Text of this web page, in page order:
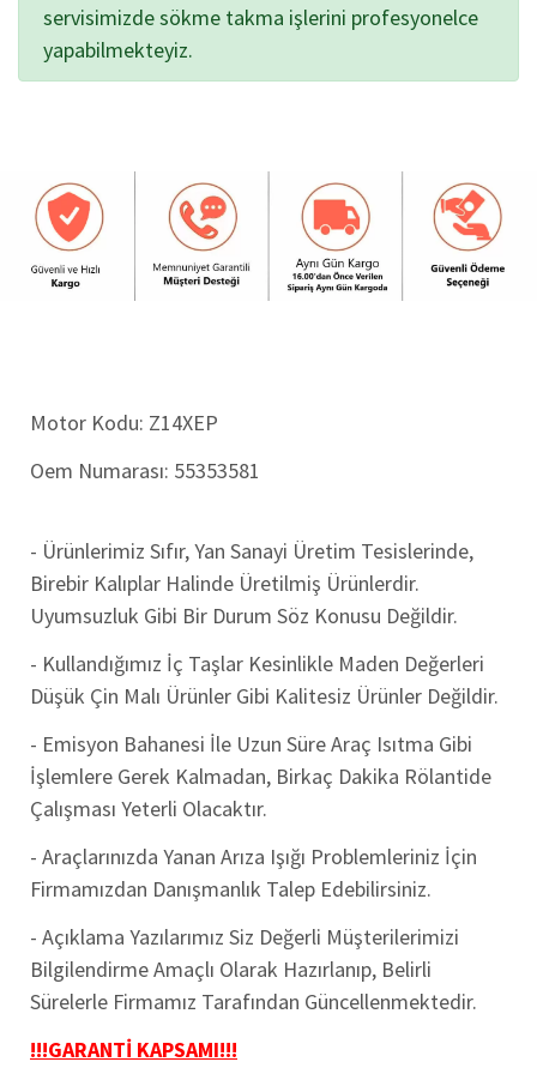
servisimizde sökme takma işlerini profesyonelce
yapabilmekteyiz.
Motor Kodu: Z14XEP
Oem Numarası: 55353581
- Ürünlerimiz Sıfır, Yan Sanayi Üretim Tesislerinde,
Birebir Kalıplar Halinde Üretilmiş Ürünlerdir.
Uyumsuzluk Gibi Bir Durum Söz Konusu Değildir.
- Kullandığımız İç Taşlar Kesinlikle Maden Değerleri
Düşük Çin Malı Ürünler Gibi Kalitesiz Ürünler Değildir.
- Emisyon Bahanesi İle Uzun Süre Araç Isıtma Gibi
İşlemlere Gerek Kalmadan, Birkaç Dakika Rölantide
Çalışması Yeterli Olacaktır.
- Araçlarınızda Yanan Arıza Işığı Problemleriniz İçin
Firmamızdan Danışmanlık Talep Edebilirsiniz.
- Açıklama Yazılarımız Siz Değerli Müşterilerimizi
Bilgilendirme Amaçlı Olarak Hazırlanıp, Belirli
Sürelerle Firmamız Tarafından Güncellenmektedir.
!!!GARANTİ KAPSAMI!!!